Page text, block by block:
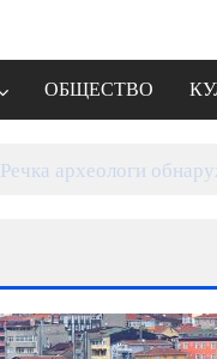
ОБЩЕСТВО
археологи